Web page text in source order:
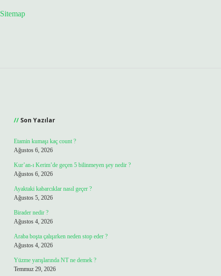
Sitemap
Son Yazılar
Etamin kumaşı kaç count ?
Ağustos 6, 2026
Kur’an-ı Kerim’de geçen 5 bilinmeyen şey nedir ?
Ağustos 6, 2026
Ayaktaki kabarcıklar nasıl geçer ?
Ağustos 5, 2026
Birader nedir ?
Ağustos 4, 2026
Araba boşta çalışırken neden stop eder ?
Ağustos 4, 2026
Yüzme yarışlarında NT ne demek ?
Temmuz 29, 2026